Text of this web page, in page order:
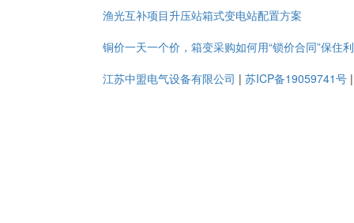
渔光互补项目升压站箱式变电站配置方案
铜价一天一个价，箱变采购如何用“锁价合同”保住
江苏中盟电气设备有限公司 | 苏ICP备19059741号